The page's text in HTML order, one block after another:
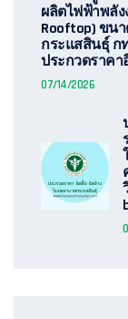
ผลิตไฟฟ้าพลั
Rooftop) ขน
กระแสสินธุ์ ก
ประกวดราคา
07/14/2026